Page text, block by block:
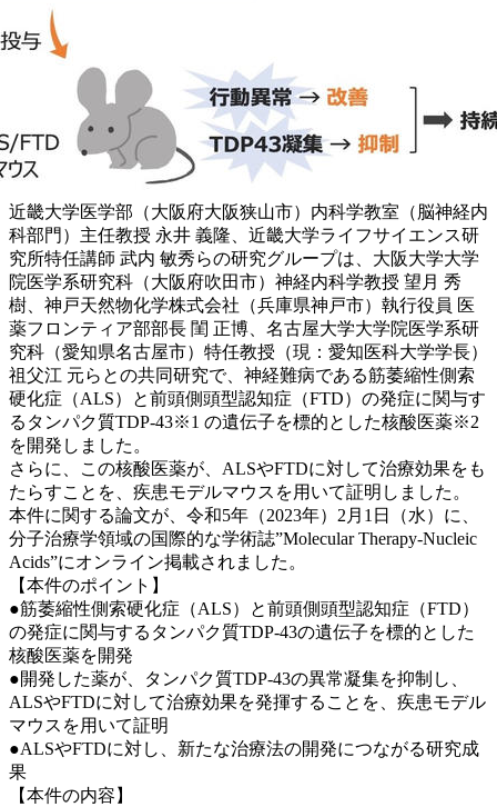
近畿大学医学部（大阪府大阪狭山市）内科学教室（脳神経内
科部門）主任教授 永井 義隆、近畿大学ライフサイエンス研
究所特任講師 武内 敏秀らの研究グループは、大阪大学大学
院医学系研究科（大阪府吹田市）神経内科学教授 望月 秀
樹、神戸天然物化学株式会社（兵庫県神戸市）執行役員 医
薬フロンティア部部長 閨 正博、名古屋大学大学院医学系研
究科（愛知県名古屋市）特任教授（現：愛知医科大学学長）
祖父江 元らとの共同研究で、神経難病である筋萎縮性側索
硬化症（ALS）と前頭側頭型認知症（FTD）の発症に関与す
るタンパク質TDP-43※1 の遺伝子を標的とした核酸医薬※2
を開発しました。
さらに、この核酸医薬が、ALSやFTDに対して治療効果をも
たらすことを、疾患モデルマウスを用いて証明しました。
本件に関する論文が、令和5年（2023年）2月1日（水）に、
分子治療学領域の国際的な学術誌”Molecular Therapy-Nucleic
Acids”にオンライン掲載されました。
【本件のポイント】
●筋萎縮性側索硬化症（ALS）と前頭側頭型認知症（FTD）
の発症に関与するタンパク質TDP-43の遺伝子を標的とした
核酸医薬を開発
●開発した薬が、タンパク質TDP-43の異常凝集を抑制し、
ALSやFTDに対して治療効果を発揮することを、疾患モデル
マウスを用いて証明
●ALSやFTDに対し、新たな治療法の開発につながる研究成
果
【本件の内容】